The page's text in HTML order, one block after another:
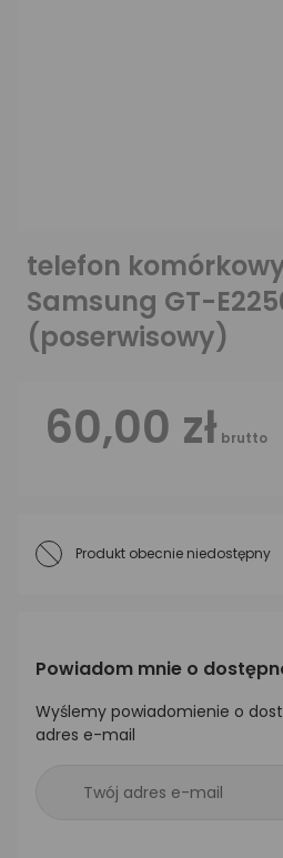
telefon
Samsung GT-
(poserwisowy)
60,00 zł brutto
Produkt obecnie niedostępny
Powiadom mnie o
Wyślemy powiadomienie o
adres e-mail